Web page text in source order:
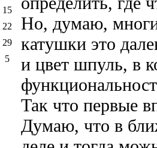
Но, думаю,
катушки это
и цвет шпуль, в
Так что первые
Думаю, что в
15
22
29
5